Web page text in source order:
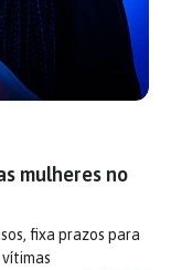
mulheres no
fixa prazos para